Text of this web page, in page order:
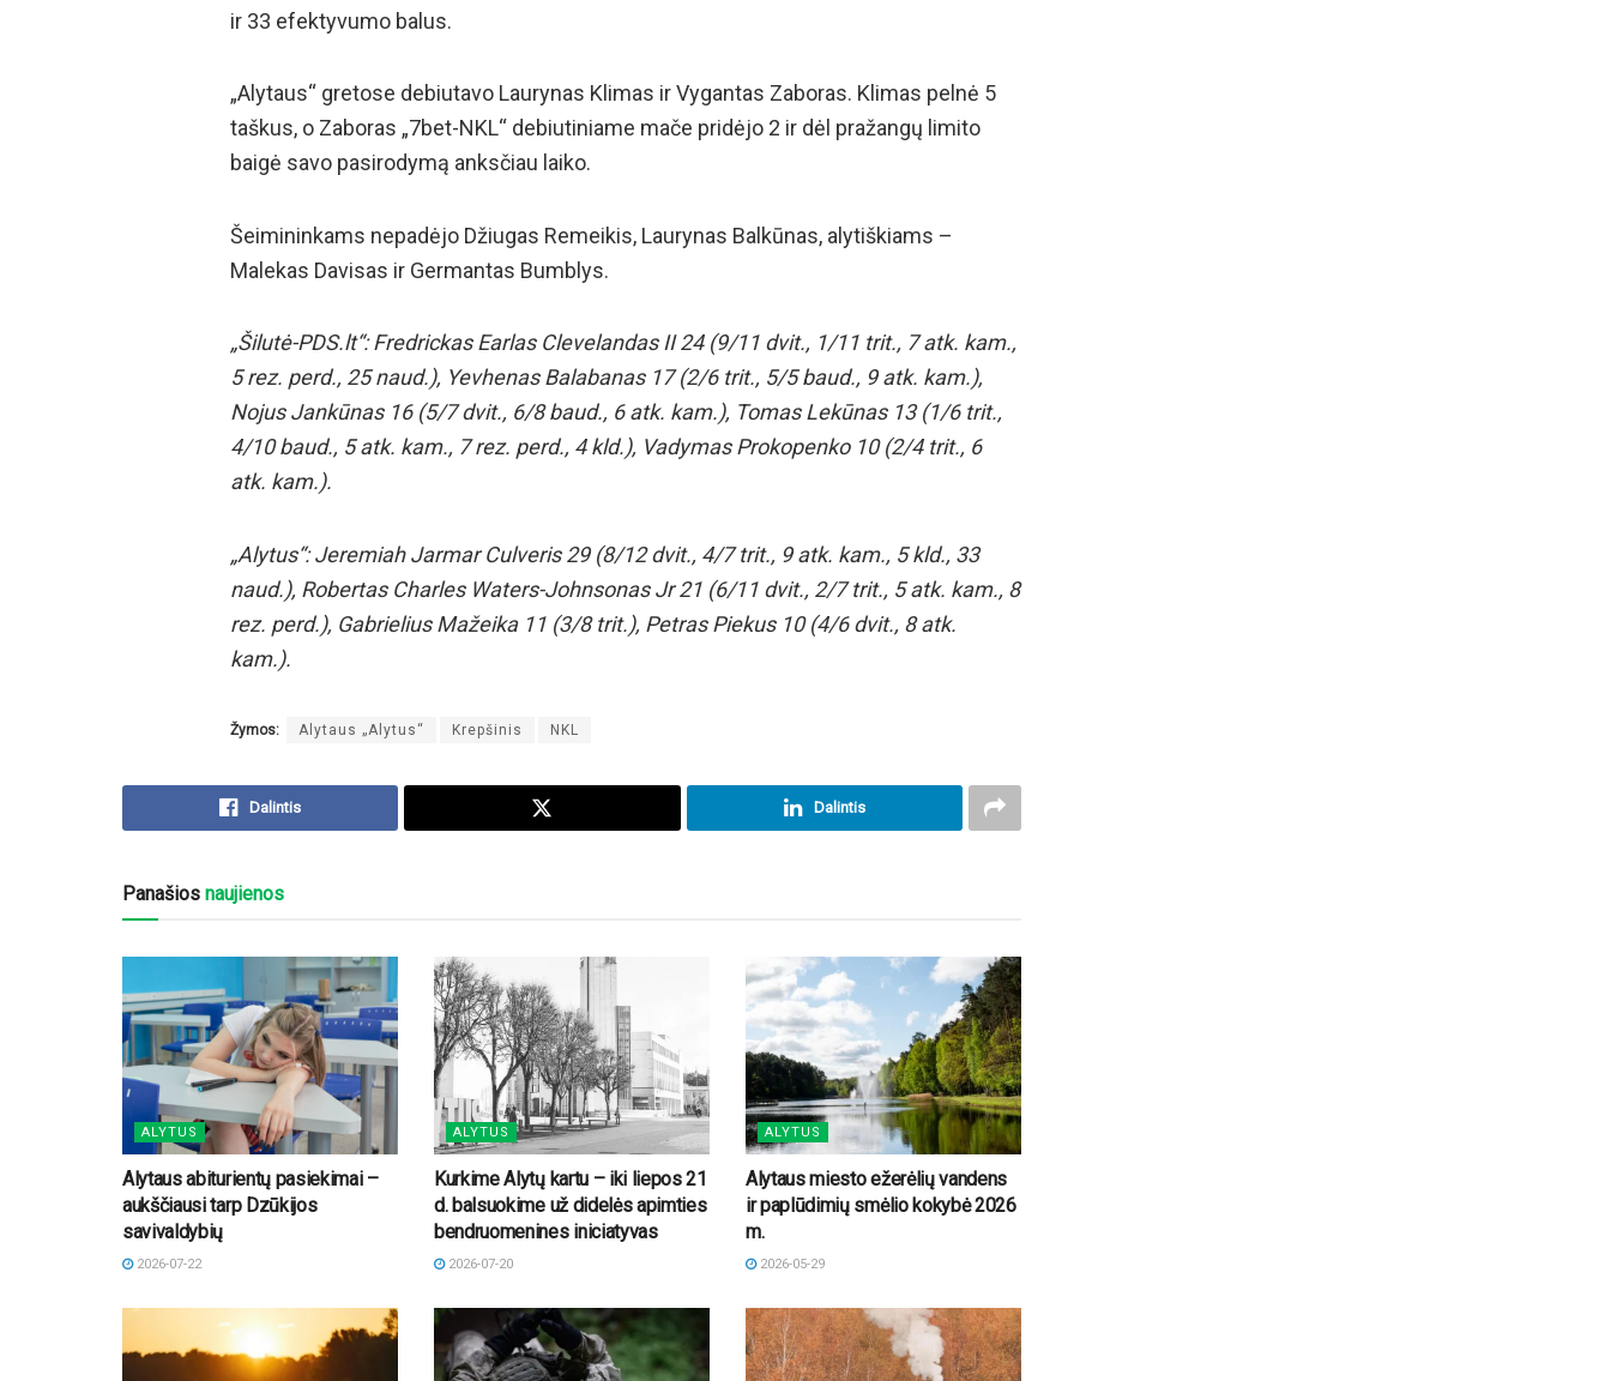
ir 33 efektyvumo balus.
„Alytaus“ gretose debiutavo Laurynas Klimas ir Vygantas Zaboras. Klimas pelnė 5
taškus, o Zaboras „7bet-NKL“ debiutiniame mače pridėjo 2 ir dėl pražangų limito
baigė savo pasirodymą anksčiau laiko.
Šeimininkams nepadėjo Džiugas Remeikis, Laurynas Balkūnas, alytiškiams –
Malekas Davisas ir Germantas Bumblys.
„Šilutė-PDS.lt“: Fredrickas Earlas Clevelandas II 24 (9/11 dvit., 1/11 trit., 7 atk. kam.,
5 rez. perd., 25 naud.), Yevhenas Balabanas 17 (2/6 trit., 5/5 baud., 9 atk. kam.),
Nojus Jankūnas 16 (5/7 dvit., 6/8 baud., 6 atk. kam.), Tomas Lekūnas 13 (1/6 trit.,
4/10 baud., 5 atk. kam., 7 rez. perd., 4 kld.), Vadymas Prokopenko 10 (2/4 trit., 6
atk. kam.).
„Alytus“: Jeremiah Jarmar Culveris 29 (8/12 dvit., 4/7 trit., 9 atk. kam., 5 kld., 33
naud.), Robertas Charles Waters-Johnsonas Jr 21 (6/11 dvit., 2/7 trit., 5 atk. kam., 8
rez. perd.), Gabrielius Mažeika 11 (3/8 trit.), Petras Piekus 10 (4/6 dvit., 8 atk.
kam.).
Žymos: Alytaus „Alytus“ Krepšinis NKL
Dalintis Dalintis
Panašios naujienos
ALYTUS
Alytaus abiturientų pasiekimai –
aukščiausi tarp Dzūkijos
savivaldybių
2026-07-22
ALYTUS
Kurkime Alytų kartu – iki liepos 21
d. balsuokime už didelės apimties
bendruomenines iniciatyvas
2026-07-20
ALYTUS
Alytaus miesto ežerėlių vandens
ir paplūdimių smėlio kokybė 2026
m.
2026-05-29